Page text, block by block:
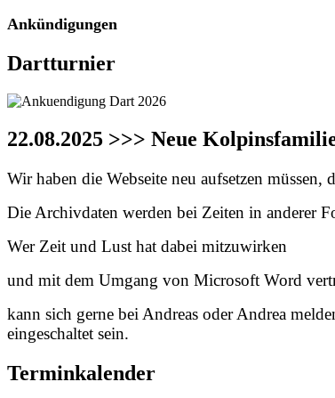
Ankündigungen
Dartturnier
22.08.2025 >>> Neue
Wir haben die Webseite neu aufsetzen
Die Archivdaten werden bei Zeiten in anderer
Wer Zeit und Lust hat dabei mitzuwirken
und mit dem Umgang von Microsoft Word
kann sich gerne bei Andreas oder Andrea
eingeschaltet sein.
Terminkalender